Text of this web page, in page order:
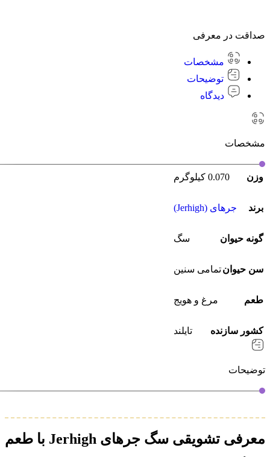
صداقت در معرفی
مشخصات
توضیحات
دیدگاه
مشخصات
وزن 0.070 کیلوگرم
برند جرهای (Jerhigh)
گونه حیوان سگ
سن حیوانتمامی سنین
طعم مرغ و هویج
کشور سازنده تایلند
توضیحات
معرفی تشویقی سگ جرهای Jerhigh با طعم